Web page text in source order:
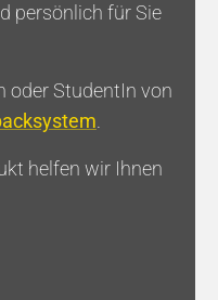
persönlich für Sie
oder StudentIn von
.
helfen wir Ihnen